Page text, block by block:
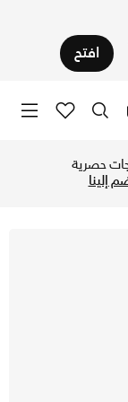
افتح
حصرية
إلينا